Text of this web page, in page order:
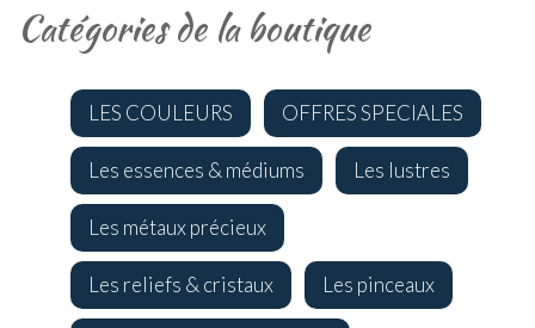
Catégories de la boutique
LES COULEURS OFFRES SPECIALES
Les essences & médiums Les lustres
Les métaux précieux
Les reliefs & cristaux Les pinceaux